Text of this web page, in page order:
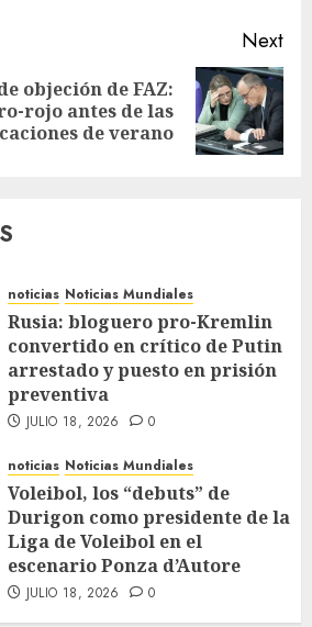
Next
objeción de FAZ:
rojo antes de las
de verano
noticias Noticias Mundiales
Rusia: bloguero pro-Kremlin
convertido en crítico de Putin
arrestado y puesto en prisión
preventiva
JULIO 18, 2026 0
noticias Noticias Mundiales
Voleibol, los “debuts” de
Durigon como presidente de la
Liga de Voleibol en el
escenario Ponza d’Autore
JULIO 18, 2026 0